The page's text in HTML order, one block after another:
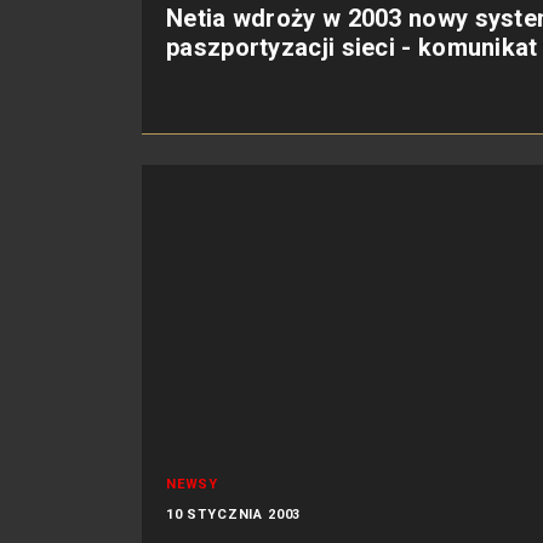
Netia wdroży w 2003 nowy
paszportyzacji sieci - komunikat
NEWSY
10 STYCZNIA 2003